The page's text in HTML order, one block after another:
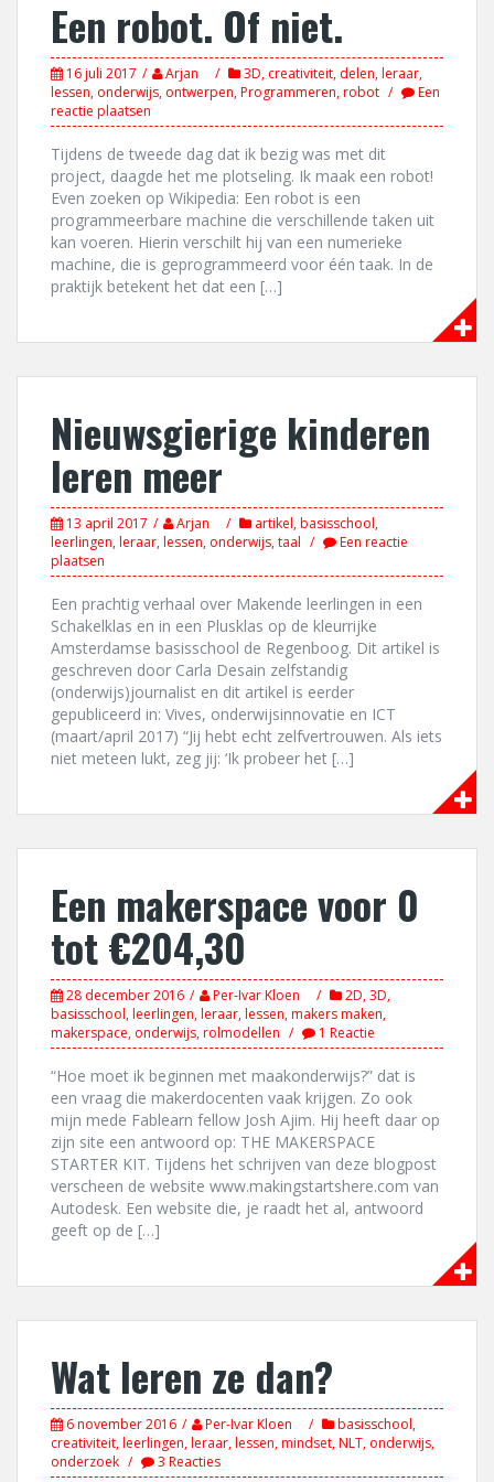
Een robot. Of niet.
16 juli 2017 Arjan 3D, creativiteit, delen,leraar,
lessen, onderwijs, ontwerpen,Programmeren,robot
Een
reactie plaatsen
Tijdens de tweede dag dat ik bezig was met dit
project, daagde het me plotseling. Ik maak een robot!
Even zoeken op Wikipedia: Een robot is een
programmeerbare machine die verschillende taken uit
kan voeren. Hierin verschilt hij van een numerieke
machine, die is geprogrammeerd voor één taak. In de
praktijk betekent het dat een […]
Nieuwsgierige kinderen
leren meer
13 april 2017 Arjan artikel,basisschool,
leerlingen,leraar,lessen, onderwijs,taal
Een reactie
plaatsen
Een prachtig verhaal over Makende leerlingen in een
Schakelklas en in een Plusklas op de kleurrijke
Amsterdamse basisschool de Regenboog. Dit artikel is
geschreven door Carla Desain zelfstandig
(onderwijs)journalist en dit artikel is eerder
gepubliceerd in: Vives, onderwijsinnovatie en ICT
(maart/april 2017) “Jij hebt echt zelfvertrouwen. Als iets
niet meteen lukt, zeg jij: ‘Ik probeer het […]
Een makerspace voor 0
tot €204,30
28 december 2016 Per-Ivar Kloen 2D,3D,
basisschool,leerlingen,leraar,lessen,makers maken,
makerspace, onderwijs,rolmodellen 1 Reactie
“Hoe moet ik beginnen met maakonderwijs?” dat is
een vraag die makerdocenten vaak krijgen. Zo ook
mijn mede Fablearn fellow Josh Ajim. Hij heeft daar op
zijn site een antwoord op: THE MAKERSPACE
STARTER KIT. Tijdens het schrijven van deze blogpost
verscheen de website www.makingstartshere.com van
Autodesk. Een website die, je raadt het al, antwoord
geeft op de […]
Wat leren ze dan?
6 november 2016 Per-Ivar Kloen basisschool,
creativiteit,leerlingen,leraar,lessen,mindset,NLT, onderwijs,
onderzoek
3 Reacties